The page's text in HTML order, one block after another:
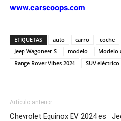
www.carscoops.com
ETIQUETAS auto carro coche
Jeep Wagoneer S
modelo Modelo
Range Rover Vibes 2024
SUV eléctrico
Artículo anterior
Chevrolet Equinox EV 2024 es